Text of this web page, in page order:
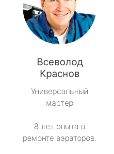
Всеволод
Краснов
Универсальный
мастер
8 лет опыта в
ремонте аэраторов.